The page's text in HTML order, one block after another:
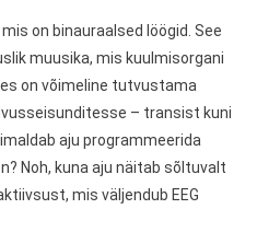
on binauraalsed löögid. See
muusika, mis kuulmisorgani
on võimeline tutvustama
– transist kuni
aju programmeerida
Noh, kuna aju näitab sõltuvalt
mis väljendub EEG